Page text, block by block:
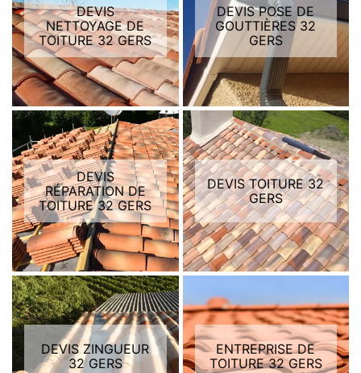
DEVIS
NETTOYAGE DE
TOITURE 32 GERS
DEVIS POSE DE
GOUTTIÈRES 32
GERS
DEVIS
RÉPARATION DE
TOITURE 32 GERS
DEVIS TOITURE 32
GERS
DEVIS ZINGUEUR
32 GERS
ENTREPRISE DE
TOITURE 32 GERS